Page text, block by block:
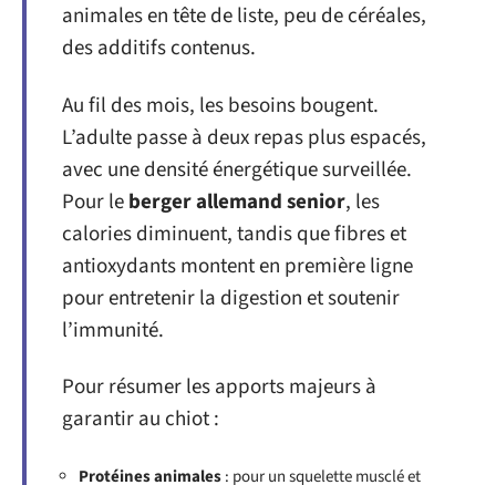
animales en tête de liste, peu de céréales,
des additifs contenus.
Au fil des mois, les besoins bougent.
L’adulte passe à deux repas plus espacés,
avec une densité énergétique surveillée.
Pour leberger allemand senior, les
calories diminuent, tandis que fibres et
antioxydants montent en première ligne
pour entretenir la digestion et soutenir
l’immunité.
Pour résumer les apports majeurs à
garantir au chiot :
Protéines animales: pour un squelette musclé et